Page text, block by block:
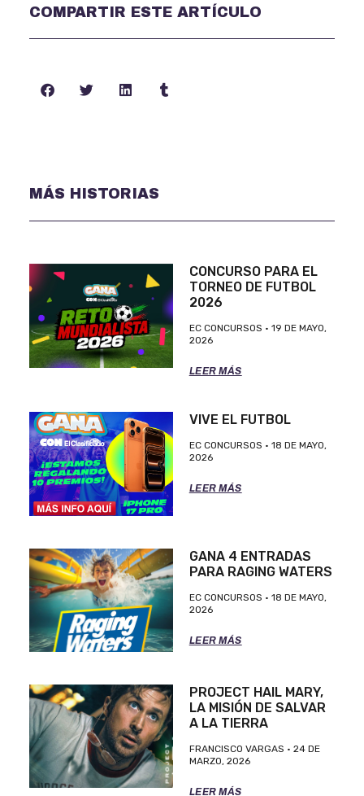
COMPARTIR ESTE ARTÍCULO
MÁS HISTORIAS
CONCURSO PARA EL
TORNEO DE FUTBOL
2026
EC CONCURSOS
19 DE MAYO,
2026
LEER MÁS
VIVE EL FUTBOL
EC CONCURSOS
18 DE MAYO,
2026
LEER MÁS
GANA 4 ENTRADAS
PARA RAGING WATERS
EC CONCURSOS
18 DE MAYO,
2026
LEER MÁS
PROJECT HAIL MARY,
LA MISIÓN DE SALVAR
A LA TIERRA
FRANCISCO VARGAS
24 DE
MARZO, 2026
LEER MÁS